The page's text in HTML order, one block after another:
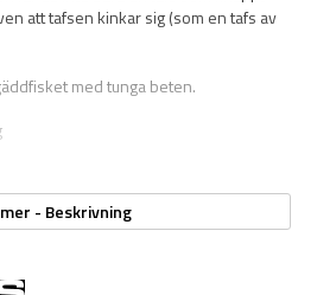
att tafsen kinkar sig (som en tafs av
med tunga beten.
- Beskrivning